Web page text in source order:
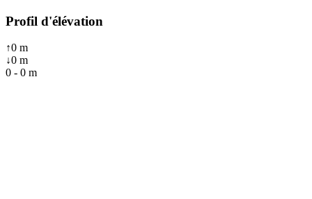
Profil d'élévation
↑0 m
↓0 m
0 - 0 m